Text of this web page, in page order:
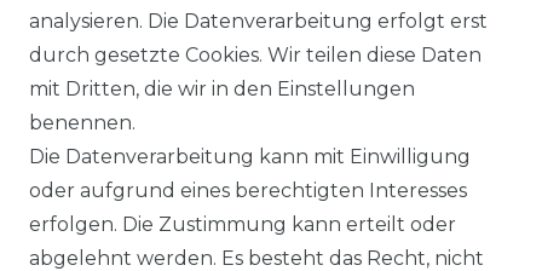
Wechselrichter
Wechselrichter
Weiteres Zubehör
Wp Balkonkraftwerk
mit Speicher
NOAH 2000
NEXA 2000
PV-KOMPLETTSETS
Solaranlagen mit Speicher
Insel Solaranlagen
10 kW PV-Anlage mit Speicher
8 kWp Solaranlagen
analysieren. Die Datenverarbeitung erfolgt erst
durch gesetzte Cookies. Wir teilen diese Daten
mit Dritten, die wir in den Einstellungen
benennen.
Die Datenverarbeitung kann mit Einwilligung
oder aufgrund eines berechtigten Interesses
erfolgen. Die Zustimmung kann erteilt oder
abgelehnt werden. Es besteht das Recht, nicht